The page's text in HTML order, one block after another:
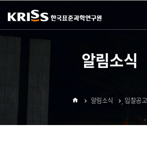
알림소식
알림소식 입찰공고